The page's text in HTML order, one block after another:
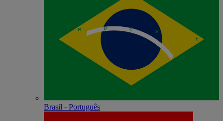
Brasil - Português